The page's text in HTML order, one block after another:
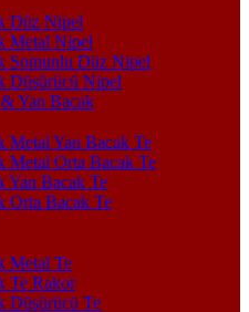
Düz Nipel
Metal Nipel
Somunlu Düz Nipel
Düşürücü Nipel
Yan Bacak
Metal Yan Bacak Te
Metal Orta Bacak Te
Yan Bacak Te
Orta Bacak Te
Metal Te
Te Rakor
Düşürücü Te